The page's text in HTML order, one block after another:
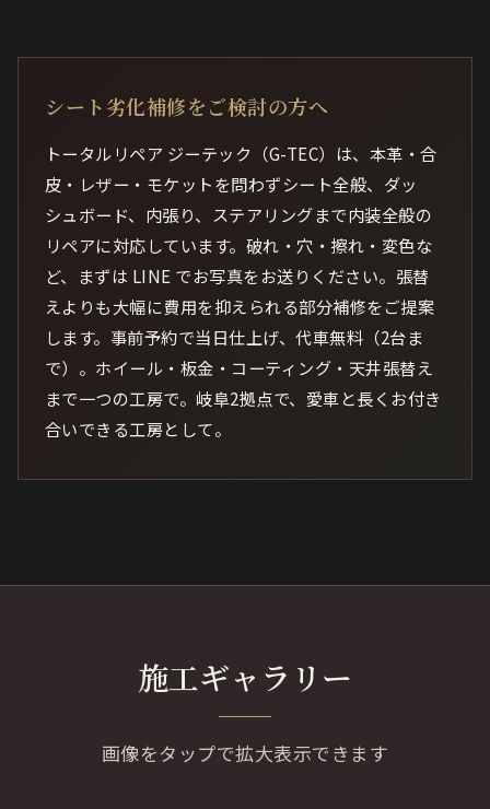
シート劣化補修をご検討の方へ
トータルリペア ジーテック（G-TEC）は、本革・合
皮・レザー・モケットを問わずシート全般、ダッ
シュボード、内張り、ステアリングまで内装全般の
リペアに対応しています。破れ・穴・擦れ・変色な
ど、まずは LINE でお写真をお送りください。張替
えよりも大幅に費用を抑えられる部分補修をご提案
します。事前予約で当日仕上げ、代車無料（2台ま
で）。ホイール・板金・コーティング・天井張替え
まで一つの工房で。岐阜2拠点で、愛車と長くお付き
合いできる工房として。
施工ギャラリー
画像をタップで拡大表示できます